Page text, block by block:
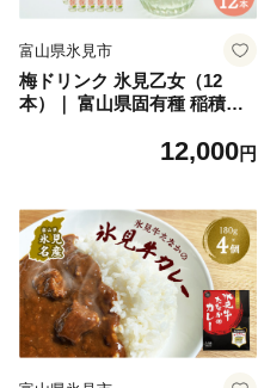
富山県氷見市
梅ドリンク 氷見乙女（12
本）｜ 富山県固有種 稲積梅
12,000円